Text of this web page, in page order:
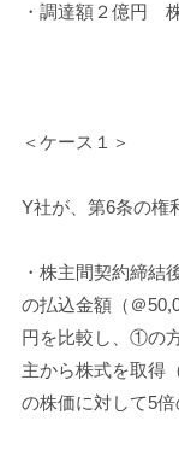
・調達額２億円
＜ケース１＞
Y社が、第6条の権
・株主間契約締
の払込金額（＠
円を比較し、①の
主から株式を取得
の株価に対して5倍